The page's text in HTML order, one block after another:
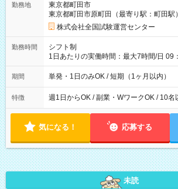
例】 ・河合塾模擬試験 8:30～17:30（休
×8時間＝日収10,400円＋交通費 ※当日
円の場合あり ・国家試験 7:00～13:30
円（役割手当＋100円）×6時間＝日収8,400円
間】試用期間なし
勤務地
東京都町田市
東京都町田市原町田（最寄り駅：町田駅）
株式会社全国試験運営センター
勤務時間
シフト制
1日あたりの実働時間：最大7時間/日
間は 試験により異なります。
期間 単発・1日のみOK / 短期（1ヶ月以内）
特徴 週1日からOK / 副業・WワークOK / 10名
気になる！ 応募する
未読